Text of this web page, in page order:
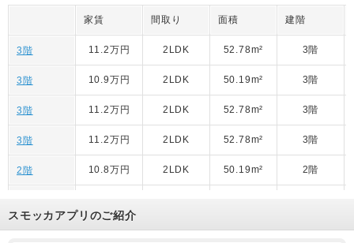
家賃 間取り 面積 建階
3階 11.2万円 2LDK 52.78m² 3階
3階 10.9万円 2LDK 50.19m² 3階
3階 11.2万円 2LDK 52.78m² 3階
3階 11.2万円 2LDK 52.78m² 3階
2階 10.8万円 2LDK 50.19m² 2階
2階 10.8万円 2LDK 50.19m² 2階
スモッカアプリのご紹介